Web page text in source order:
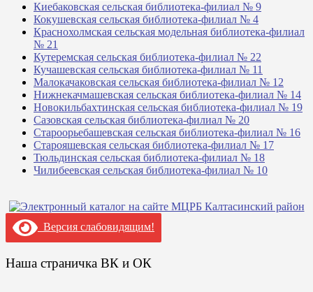
Киебаковская сельская библиотека-филиал № 9
Кокушевская сельская библиотека-филиал № 4
Краснохолмская сельская модельная библиотека-филиал
№ 21
Кутеремская сельская библиотека-филиал № 22
Кучашевская сельская библиотека-филиал № 11
Малокачаковская сельская библиотека-филиал № 12
Нижнекачмашевская сельская библиотека-филиал № 14
Новокильбахтинская сельская библиотека-филиал № 19
Сазовская сельская библиотека-филиал № 20
Староорьебашевская сельская библиотека-филиал № 16
Старояшевская сельская библиотека-филиал № 17
Тюльдинская сельская библиотека-филиал № 18
Чилибеевская сельская библиотека-филиал № 10
Версия слабовидящим!
Наша страничка ВК и ОК